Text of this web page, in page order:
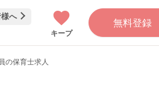
へ
キープ
無料登録
の保育士求人